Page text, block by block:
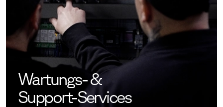
Wartungs- &
Support-Services